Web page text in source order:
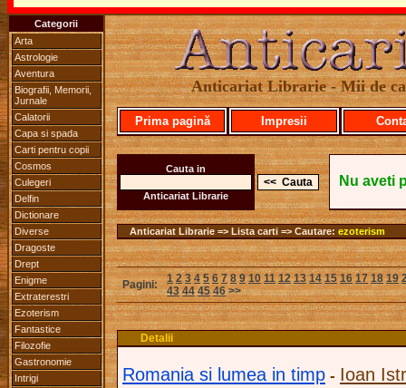
Categorii
Arta
Astrologie
Aventura
Biografii, Memorii,
Jurnale
Calatorii
Capa si spada
Carti pentru copii
Cosmos
Culegeri
Delfin
Dictionare
Diverse
Dragoste
Drept
Enigme
Extraterestri
Ezoterism
Fantastice
Filozofie
Gastronomie
Intrigi
Anticariat Librarie - Mii de
Prima pagină Impresii
Cauta in
Anticariat Librarie
Nu aveti
Anticariat Librarie => Lista carti => Cautare: ezoterism
Pagini: 1 2 3 4 5 6 7 8 9 10 11 12 13 14 15 16 17 18 19
43 44 45 46>>
Detalii
Romania si lumea in timp - Ioan